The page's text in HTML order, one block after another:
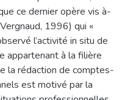
ce dernier opère vis à-
1996) qui «
l’activité in situ de
appartenant à la filière
la rédaction de comptes-
est motivé par la